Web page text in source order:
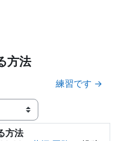
方法
練習です →
方法